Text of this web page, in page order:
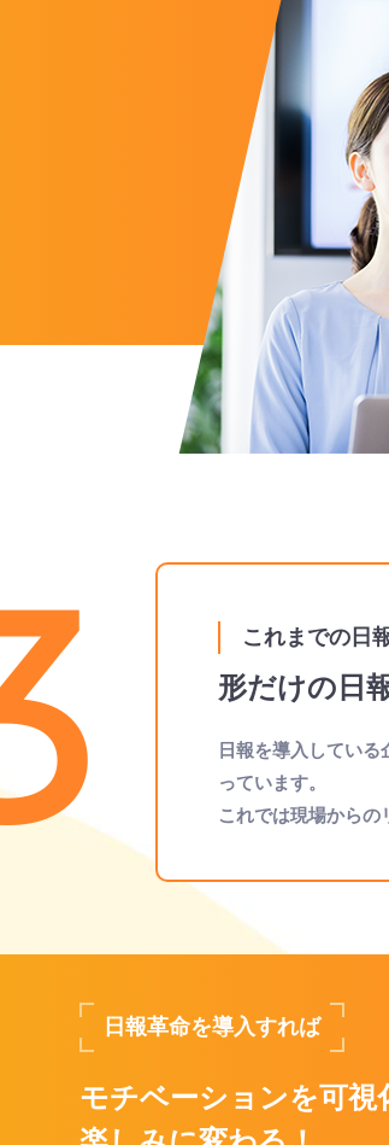
これまでの日
形だけの日
日報を導入してい
っています。
これでは現場からの
日報革命を導入すれば
モチベーションを可視